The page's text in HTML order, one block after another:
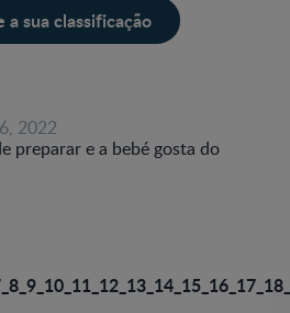
a sua classificação
2022
preparar e a bebé gosta do